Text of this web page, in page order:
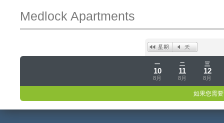
Medlock Apartments
一
10
8月
二
11
8月
三
12
8月
如果您需